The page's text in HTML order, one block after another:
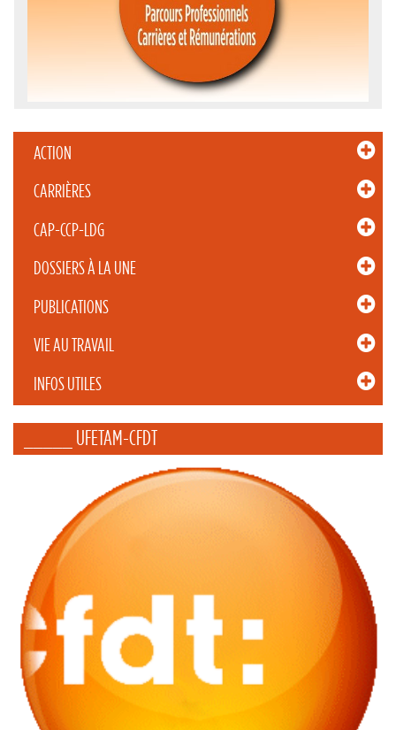
ACTION
CARRIÈRES
CAP-CCP-LDG
DOSSIERS À LA UNE
PUBLICATIONS
VIE AU TRAVAIL
INFOS UTILES
_____ UFETAM-CFDT